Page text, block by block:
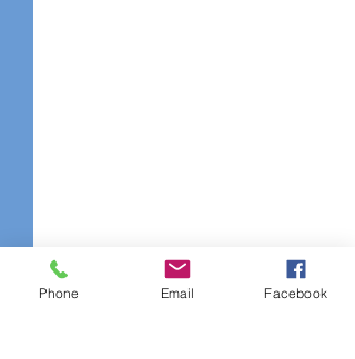
Phone Email Facebook